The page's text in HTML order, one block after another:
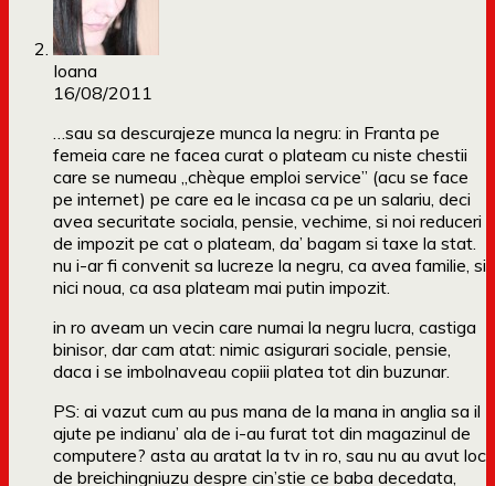
Ioana
16/08/2011
…sau sa descurajeze munca la negru: in Franta pe
femeia care ne facea curat o plateam cu niste chestii
care se numeau „chèque emploi service” (acu se face
pe internet) pe care ea le incasa ca pe un salariu, deci
avea securitate sociala, pensie, vechime, si noi reduceri
de impozit pe cat o plateam, da’ bagam si taxe la stat.
nu i-ar fi convenit sa lucreze la negru, ca avea familie, si
nici noua, ca asa plateam mai putin impozit.
in ro aveam un vecin care numai la negru lucra, castiga
binisor, dar cam atat: nimic asigurari sociale, pensie,
daca i se imbolnaveau copiii platea tot din buzunar.
PS: ai vazut cum au pus mana de la mana in anglia sa il
ajute pe indianu’ ala de i-au furat tot din magazinul de
computere? asta au aratat la tv in ro, sau nu au avut loc
de breichingniuzu despre cin’stie ce baba decedata,